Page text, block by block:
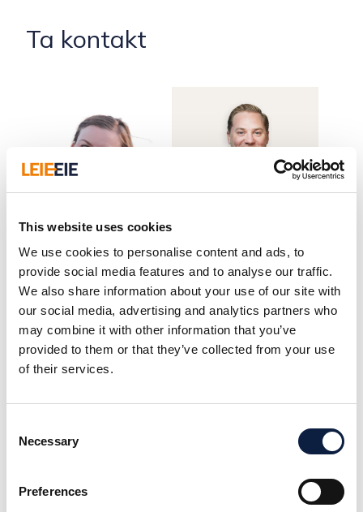
This website uses cookies
We use cookies to personalise content and ads, to
provide social media features and to analyse our traffic.
We also share information about your use of our site with
our social media, advertising and analytics partners who
may combine it with other information that you’ve
provided to them or that they’ve collected from your use
of their services.
Selection
Necessary
Preferences
Ta kontakt
Kristine N. Lindanger
Kunderådgiver
kristine@leieeie.no
900 71 589
Stian S. Nygaard
Drift og markedsføring
stian@leieeie.no
Beskrivelse
LeieEie med Sparing Velkommen til Sjøparken
mangler full egenkapital? Med LeieEie kan du bo i